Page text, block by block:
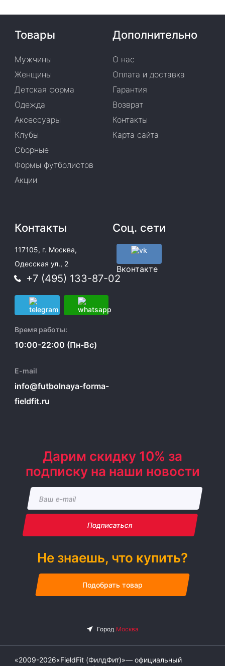
Товары
Мужчины
Женщины
Детская форма
Одежда
Аксессуары
Клубы
Сборные
Формы футболистов
Акции
Дополнительно
О нас
Оплата и доставка
Гарантия
Возврат
Контакты
Карта сайта
Контакты
117105, г. Москва,
Одесская ул., 2
+7 (495) 133-87-02
Время работы:
10:00-22:00 (Пн-Вс)
E-mail
info@futbolnaya-forma-
fieldfit.ru
Соц. сети
Вконтакте
Дарим скидку 10% за
подписку на наши новости
Подписаться
Не знаешь, что купить?
Подобрать товар
«2009-2026«FieldFit (ФилдФит)»— официальный